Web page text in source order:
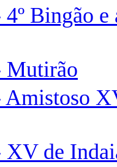
4º Bingão e
Mutirão
Amistoso
XV de